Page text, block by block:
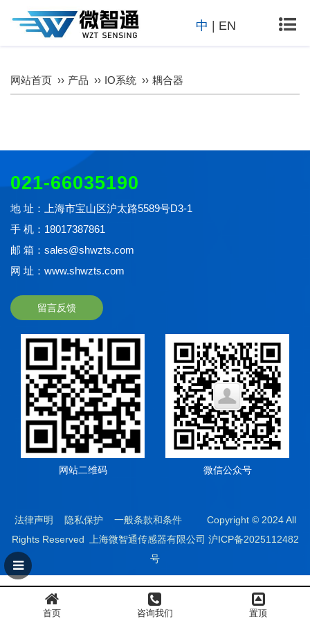
中 EN
网站首页 产品 IO系统 耦合器
021-66035190
地 址：上海市宝山区沪太路5589号D3-1
手 机：18017387861
邮 箱：sales@shwzts.com
网 址：www.shwzts.com
留言反馈
网站二维码 微信公众号
法律声明 隐私保护 一般条款和条件 Copyright © 2024 All
Rights Reserved 上海微智通传感器有限公司 沪ICP备2025112482
号
首页 咨询我们 置顶